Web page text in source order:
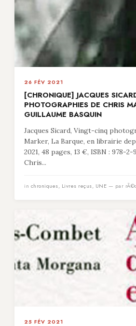
26 FÉV 2021
[CHRONIQUE] JACQUES
PHOTOGRAPHIES DE CHRIS
GUILLAUME BASQUIN
Jacques Sicard, Vingt-cinq
Marker, La Barque, en librairie
2021, 48 pages, 13 €, ISBN : 978-
Chris...
in chroniques, Livres reçus, UNE — par
25 FÉV 2021